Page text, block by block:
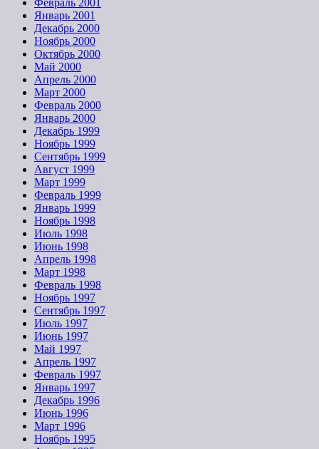
Февраль 2001
Январь 2001
Декабрь 2000
Ноябрь 2000
Октябрь 2000
Май 2000
Апрель 2000
Март 2000
Февраль 2000
Январь 2000
Декабрь 1999
Ноябрь 1999
Сентябрь 1999
Август 1999
Март 1999
Февраль 1999
Январь 1999
Ноябрь 1998
Июль 1998
Июнь 1998
Апрель 1998
Март 1998
Февраль 1998
Ноябрь 1997
Сентябрь 1997
Июль 1997
Июнь 1997
Май 1997
Апрель 1997
Февраль 1997
Январь 1997
Декабрь 1996
Июнь 1996
Март 1996
Ноябрь 1995